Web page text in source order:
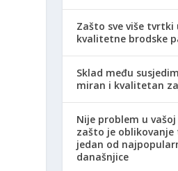
Zašto sve više tvrtki
kvalitetne brodske
Sklad među
miran i kvalitetan
Nije problem u
zašto je
jedan od
današnjice